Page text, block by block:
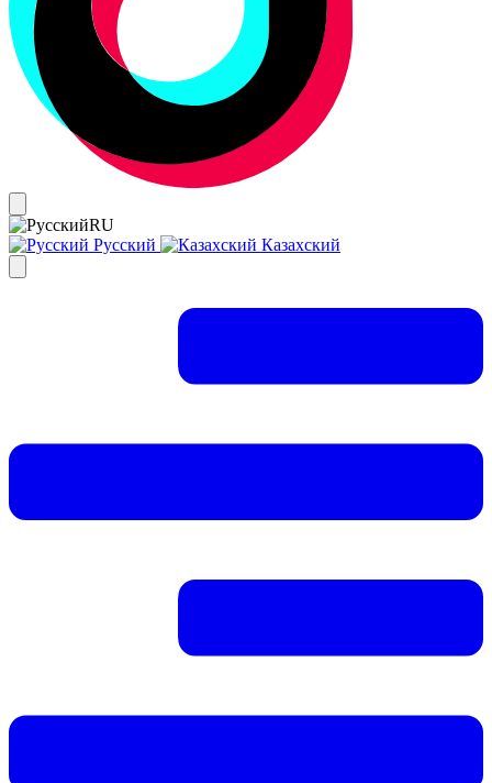
RU
Русский
Казахский